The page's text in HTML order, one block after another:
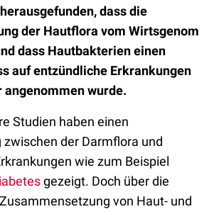
dass die
der Hautflora vom Wirtsgenom
dass Hautbakterien einen
auf entzündliche Erkrankungen
angenommen wurde.
Studien haben einen
der Darmflora und
wie zum Beispiel
gezeigt. Doch über die
von Haut- und